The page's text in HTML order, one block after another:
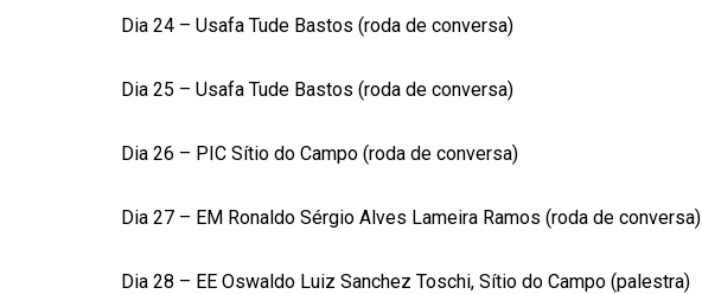
Dia 24 – Usafa Tude Bastos (roda de conversa)
Dia 25 – Usafa Tude Bastos (roda de conversa)
Dia 26 – PIC Sítio do Campo (roda de conversa)
Dia 27 – EM Ronaldo Sérgio Alves Lameira Ramos (roda de conversa)
Dia 28 – EE Oswaldo Luiz Sanchez Toschi, Sítio do Campo (palestra)